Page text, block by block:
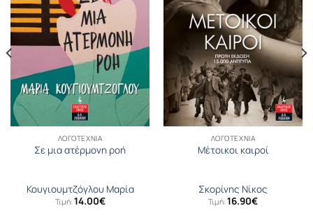
ΛΟΓΟΤΕΧΝΊΑ
Σε μια ατέρμονη ροή
Κουγιουµτζόγλου Μαρία
Τιμή: 14.00€
ΛΟΓΟΤΕΧΝΊΑ
Μέτοικοι καιροί
Σκορίνης Νίκος
Τιμή: 16.90€